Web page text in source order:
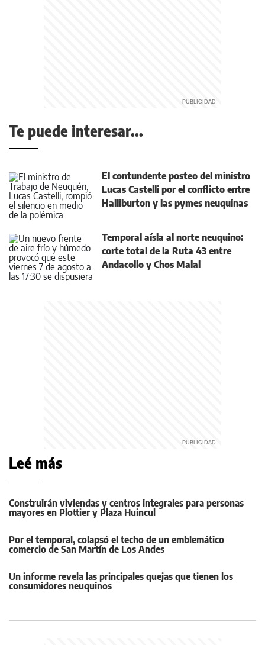
Te puede interesar...
El contundente posteo del ministro
Lucas Castelli por el conflicto entre
Halliburton y las pymes neuquinas
Temporal aísla al norte neuquino:
corte total de la Ruta 43 entre
Andacollo y Chos Malal
Leé más
Construirán viviendas y centros integrales para personas
mayores en Plottier y Plaza Huincul
Por el temporal, colapsó el techo de un emblemático
comercio de San Martín de Los Andes
Un informe revela las principales quejas que tienen los
consumidores neuquinos